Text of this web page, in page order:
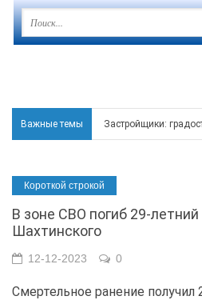
Важные темы Застройщики:
В Чеховской
В Ростове задержан
Среди детей,
Короткой строкой
В зоне СВО погиб 29-
Шахтинского
12-12-2023 0
Смертельное ранение получил